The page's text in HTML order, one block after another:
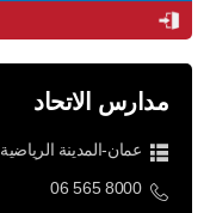
مدارس الاتحاد
عمان-المدينة الرياضية
06 565 8000